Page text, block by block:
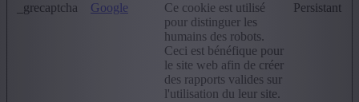
_grecaptcha Google
Ce cookie est utilisé
pour distinguer les
humains des robots.
Ceci est bénéfique pour
le site web afin de créer
des rapports valides sur
l'utilisation du leur site.
Persistant